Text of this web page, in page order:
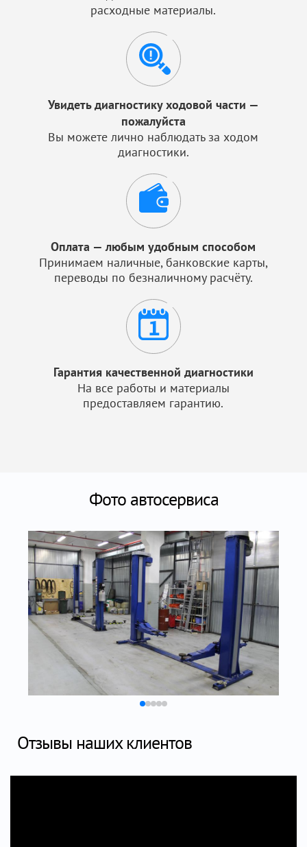
расходные материалы.
Увидеть диагностику ходовой части —
пожалуйста
Вы можете лично наблюдать за ходом
диагностики.
Оплата — любым удобным способом
Принимаем наличные, банковские карты,
переводы по безналичному расчёту.
Гарантия качественной диагностики
На все работы и материалы
предоставляем гарантию.
Фото автосервиса
Отзывы наших клиентов